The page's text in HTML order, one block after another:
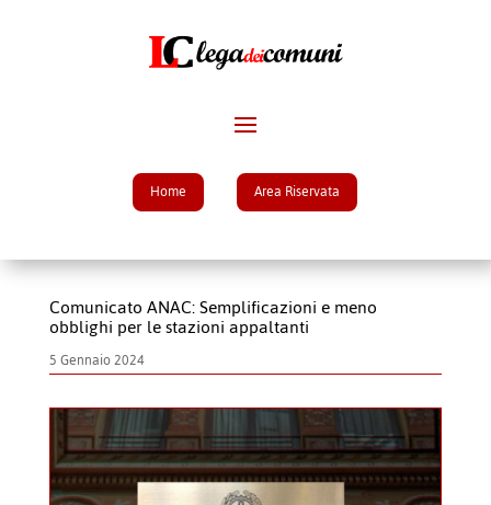
Home Area Riservata
Comunicato ANAC: Semplificazioni e meno
obblighi per le stazioni appaltanti
5 Gennaio 2024